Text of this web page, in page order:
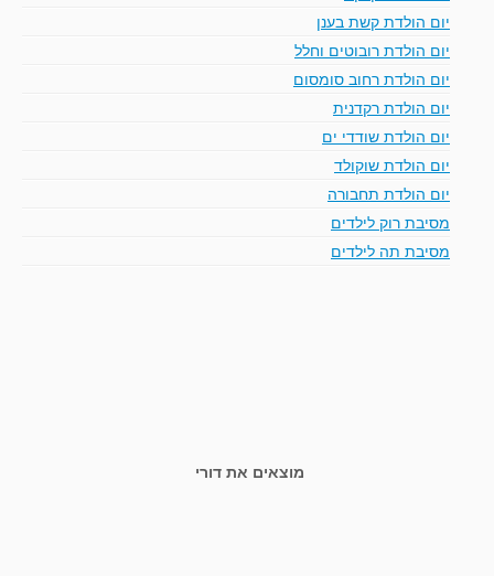
יום הולדת קשת בענן
יום הולדת רובוטים וחלל
יום הולדת רחוב סומסום
יום הולדת רקדנית
יום הולדת שודדי ים
יום הולדת שוקולד
יום הולדת תחבורה
מסיבת רוק לילדים
מסיבת תה לילדים
מוצאים את דורי